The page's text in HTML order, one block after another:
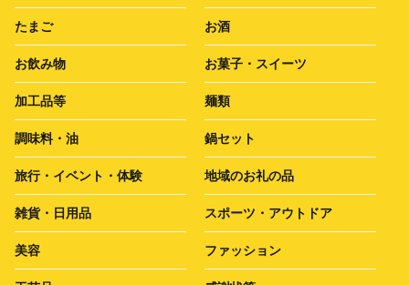
たまご お酒
お飲み物 お菓子・スイーツ
加工品等 麺類
調味料・油 鍋セット
旅行・イベント・体験 地域のお礼の品
雑貨・日用品 スポーツ・アウトドア
美容 ファッション